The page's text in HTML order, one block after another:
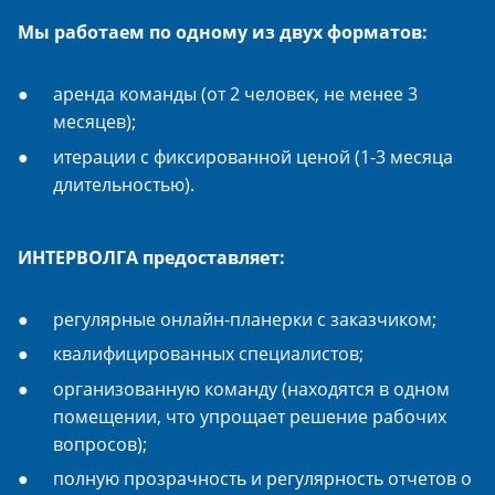
Мы работаем по одному из двух форматов:
аренда команды (от 2 человек, не менее 3
месяцев);
итерации с фиксированной ценой (1-3 месяца
длительностью).
ИНТЕРВОЛГА предоставляет:
регулярные онлайн-планерки с заказчиком;
квалифицированных специалистов;
организованную команду (находятся в одном
помещении, что упрощает решение рабочих
вопросов);
полную прозрачность и регулярность отчетов о